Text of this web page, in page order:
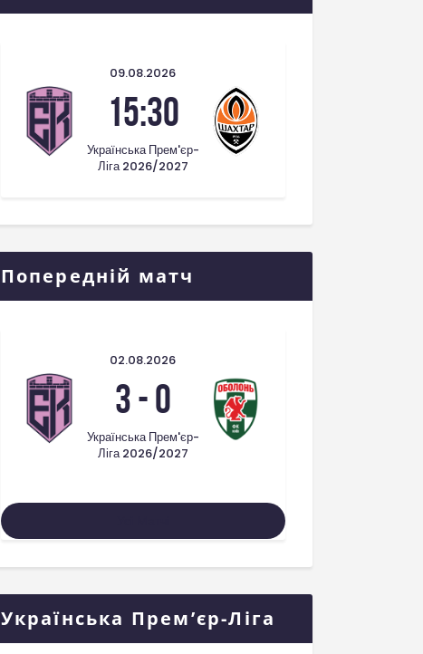
09.08.2026
15:30
Українська Прем'єр-
Ліга 2026/2027
Попередній матч
02.08.2026
3-0
Українська Прем'єр-
Ліга 2026/2027
Українська Прем’єр-Ліга